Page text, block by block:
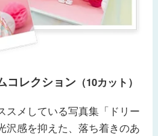
コレクション （10カット）
スメしている写真集「ドリー
沢感を抑えた、落ち着きのあ